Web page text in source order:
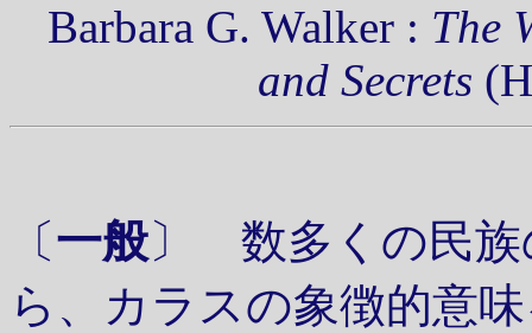
Barbara G. Walker : The
and Secrets
〔一般〕 数多くの民族
ら、カラスの象徴的意